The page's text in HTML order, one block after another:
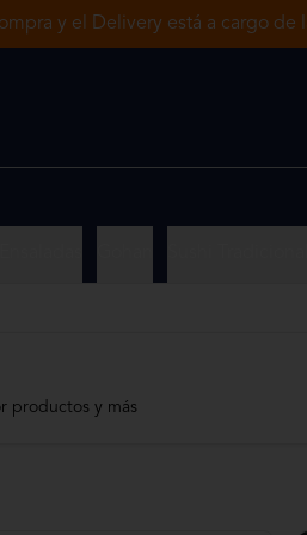
y el Delivery está a cargo de
productos y más